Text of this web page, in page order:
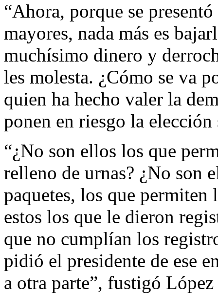
“Ahora, porque se
mayores, nada más es
muchísimo dinero y
les molesta. ¿Cómo se va
quien ha hecho valer la
ponen en riesgo la
“¿No son ellos los que
relleno de urnas? ¿No son
paquetes, los que
estos los que le dieron
que no cumplían los
pidió el presidente de ese
a otra parte”, fustigó